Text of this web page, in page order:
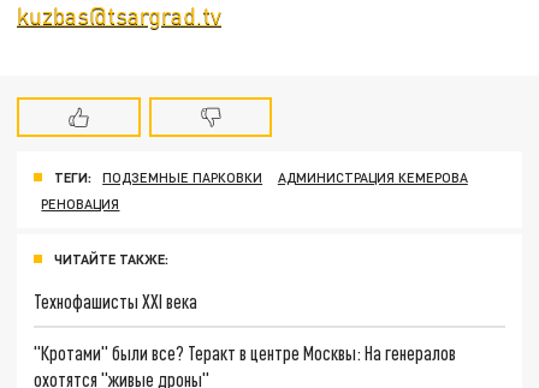
kuzbas@tsargrad.tv
ТЕГИ: ПОДЗЕМНЫЕ ПАРКОВКИ
АДМИНИСТРАЦИЯ КЕМЕРОВА
РЕНОВАЦИЯ
ЧИТАЙТЕ ТАКЖЕ:
Технофашисты XXI века
"Кротами" были все? Теракт в центре Москвы: На генералов
охотятся "живые дроны"